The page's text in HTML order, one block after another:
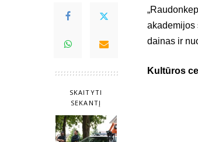
SKAITYTI
SEKANTĮ
akademijos
dainas ir
Kultūros